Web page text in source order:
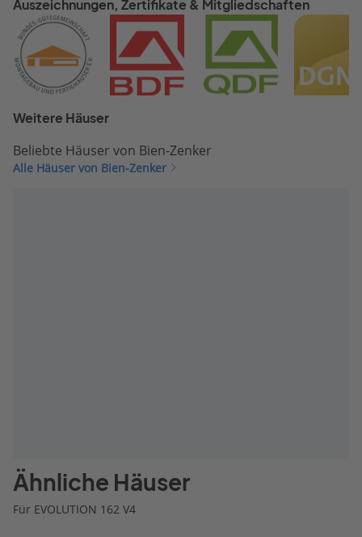
Auszeichnungen, Zertifikate & Mitgliedschaften
Weitere Häuser
Beliebte Häuser von Bien-Zenker
Alle Häuser von Bien-Zenker
Ähnliche Häuser
Für EVOLUTION 162 V4